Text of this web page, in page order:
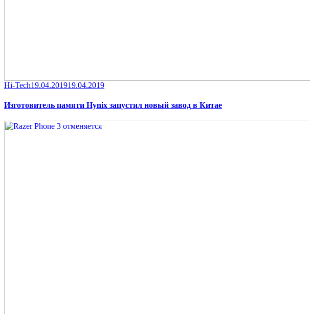
Category
Hi-TechPosted
19.04.201919.04.2019
Изготовитель памяти Hynix запустил новый завод в Китае